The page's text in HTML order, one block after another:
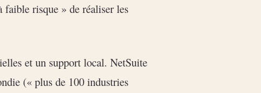
faible risque » de réaliser les
et un support local. NetSuite
(« plus de 100 industries